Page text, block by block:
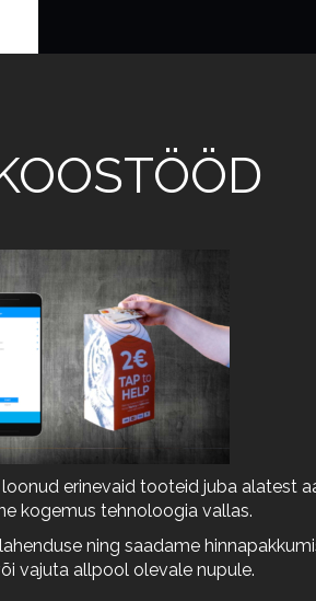
erinevaid tooteid juba alatest
kogemus tehnoloogia vallas.
ning saadame
vajuta allpool olevale nupule.